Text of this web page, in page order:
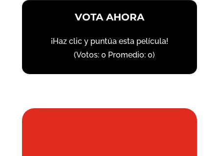
VOTA AHORA
¡Haz clic y puntúa esta película!
(Votos: 0 Promedio: 0)